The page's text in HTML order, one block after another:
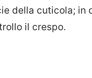
della cuticola; in
il crespo.